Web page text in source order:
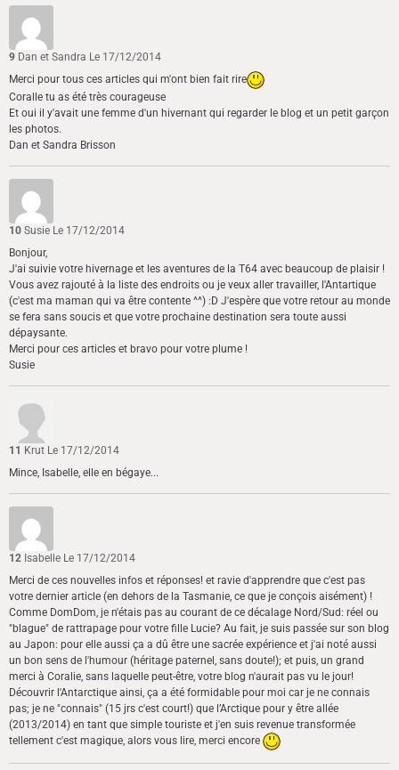
9 Dan et Sandra Le 17/12/2014
Merci pour tous ces articles qui m'ont bien fait rire
Coralle tu as été très courageuse
Et oui il y'avait une femme d'un hivernant qui regarder le blog et un petit garçon
les photos.
Dan et Sandra Brisson
10 Susie Le 17/12/2014
Bonjour,
J'ai suivie votre hivernage et les aventures de la T64 avec beaucoup de plaisir !
Vous avez rajouté à la liste des endroits ou je veux aller travailler, l'Antartique
(c'est ma maman qui va être contente ^^) :D J'espère que votre retour au monde
se fera sans soucis et que votre prochaine destination sera toute aussi
dépaysante.
Merci pour ces articles et bravo pour votre plume !
Susie
11 Krut Le 17/12/2014
Mince, Isabelle, elle en bégaye...
12 Isabelle Le 17/12/2014
Merci de ces nouvelles infos et réponses! et ravie d'apprendre que c'est pas
votre dernier article (en dehors de la Tasmanie, ce que je conçois aisément) !
Comme DomDom, je n'étais pas au courant de ce décalage Nord/Sud: réel ou
"blague" de rattrapage pour votre fille Lucie? Au fait, je suis passée sur son blog
au Japon: pour elle aussi ça a dû être une sacrée expérience et j'ai noté aussi
un bon sens de l'humour (héritage paternel, sans doute!); et puis, un grand
merci à Coralie, sans laquelle peut-être, votre blog n'aurait pas vu le jour!
Découvrir l'Antarctique ainsi, ça a été formidable pour moi car je ne connais
pas; je ne "connais" (15 jrs c'est court!) que l’Arctique pour y être allée
(2013/2014) en tant que simple touriste et j'en suis revenue transformée
tellement c'est magique, alors vous lire, merci encore